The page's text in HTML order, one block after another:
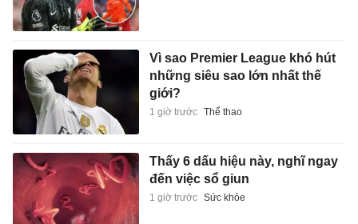
Vì sao Premier League khó hút
những siêu sao lớn nhất thế
giới?
1 giờ trước Thể thao
Thấy 6 dấu hiệu này, nghĩ ngay
đến việc sổ giun
1 giờ trước Sức khỏe